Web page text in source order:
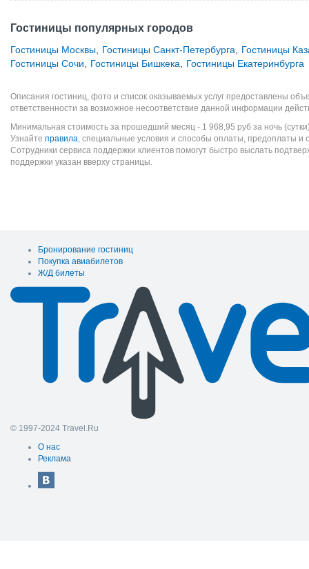
Гостиницы популярных городов
Гостиницы Москвы Гостиницы Санкт-Петербурга
Гостиницы
Гостиницы Сочи
Гостиницы Бишкека Гостиницы Екатеринбурга
Описания гостиниц, фото и список оказываемых услуг предоставлены
ответственности за возможное несоответствие данной информации
Минимальная стоимость за прошедший месяц - 1 968,95 руб за ночь
Узнайте правила, специальные условия и способы оплаты, предоплаты и
Сотрудники сервиса поддержки клиентов помогут быстро выслать
поддержки указан вверху страницы.
Бронирование гостиниц
Покупка авиабилетов
Ж/Д билеты
© 1997-2024 Travel.Ru
О нас
Реклама